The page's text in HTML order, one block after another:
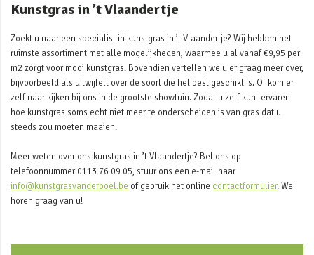
Kunstgras in ’t Vlaandertje
Zoekt u naar een specialist in kunstgras in ’t Vlaandertje? Wij hebben het
ruimste assortiment met alle mogelijkheden, waarmee u al vanaf €9,95 per
m2 zorgt voor mooi kunstgras. Bovendien vertellen we u er graag meer over,
bijvoorbeeld als u twijfelt over de soort die het best geschikt is. Of kom er
zelf naar kijken bij ons in de grootste showtuin. Zodat u zelf kunt ervaren
hoe kunstgras soms echt niet meer te onderscheiden is van gras dat u
steeds zou moeten maaien.
Meer weten over ons kunstgras in ’t Vlaandertje? Bel ons op
telefoonnummer 0113 76 09 05, stuur ons een e-mail naar
info@kunstgrasvanderpoel.be of gebruik het online contactformulier. We
horen graag van u!